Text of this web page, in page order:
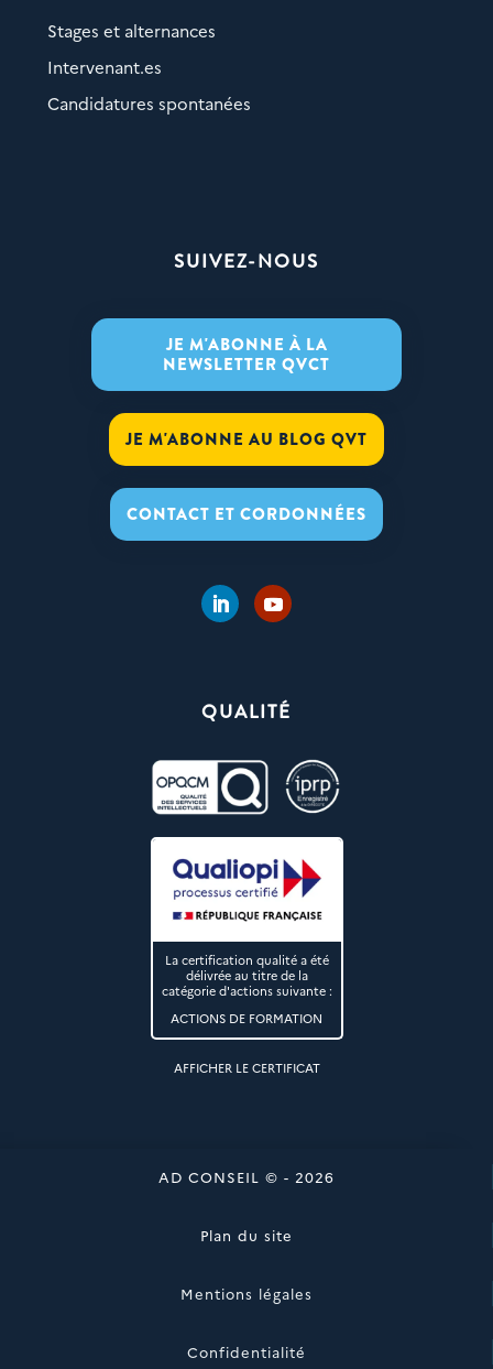
Stages et alternances
Intervenant.es
Candidatures spontanées
SUIVEZ-NOUS
JE M'ABONNE À LA
NEWSLETTER QVCT
JE M'ABONNE AU BLOG QVT
CONTACT ET CORDONNÉES
QUALITÉ
La certification qualité a été
délivrée au titre de la
catégorie d'actions suivante :
ACTIONS DE FORMATION
AFFICHER LE CERTIFICAT
AD CONSEIL © - 2026
Plan du site
Mentions légales
Confidentialité